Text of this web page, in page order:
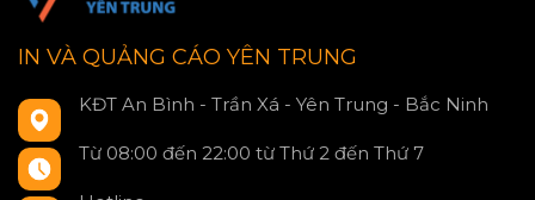
IN VÀ QUẢNG CÁO YÊN TRUNG
KĐT An Bình - Trần Xá - Yên Trung - Bắc Ninh
Từ 08:00 đến 22:00 từ Thứ 2 đến Thứ 7